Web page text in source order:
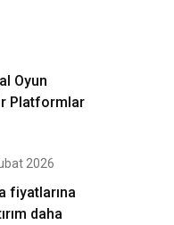
Oyun
Platformlar
2026
fiyatlarına
daha